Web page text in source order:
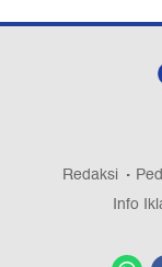
Redaksi
Info